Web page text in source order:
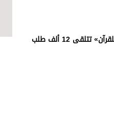
«دبي الدولية للقرآن» تتلقى 12 ألف طلب